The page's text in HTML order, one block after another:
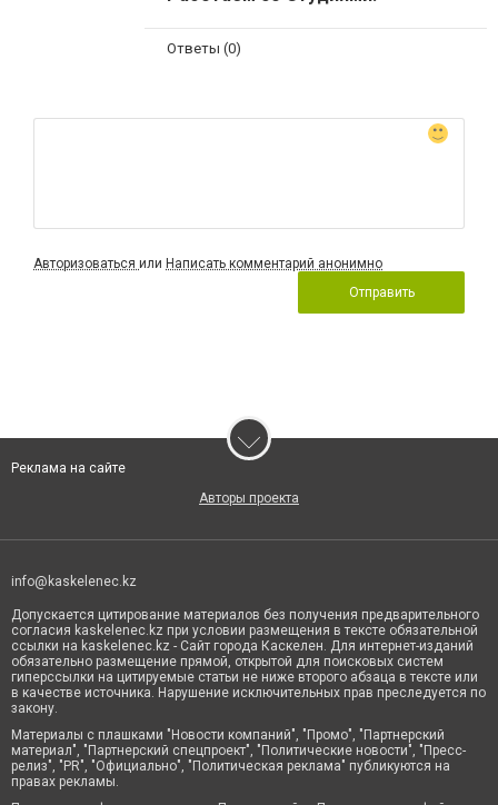
Ответы (0)
Авторизоваться или Написать комментарий анонимно
Отправить
Реклама на сайте
Авторы проекта
info@kaskelenec.kz
Допускается цитирование материалов без получения предварительного
согласия kaskelenec.kz при условии размещения в тексте обязательной
ссылки на kaskelenec.kz - Сайт города Каскелен. Для интернет-изданий
обязательно размещение прямой, открытой для поисковых систем
гиперссылки на цитируемые статьи не ниже второго абзаца в тексте или
в качестве источника. Нарушение исключительных прав преследуется по
закону.
Материалы с плашками "Новости компаний", "Промо", "Партнерский
материал", "Партнерский спецпроект", "Политические новости", "Пресс-
релиз", "PR", "Официально", "Политическая реклама" публикуются на
правах рекламы.